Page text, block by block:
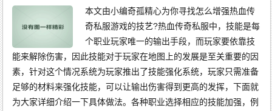
本文由小编奇孤精心为你寻找怎么增强热血传
奇私服游戏的技艺?热血传奇私服中，技能是每
个职业玩家唯一的输出手段，而玩家要依靠技
能来解除伤害，因此技能对于玩家在地图上的发展是至关重要的因
素，针对这个情况系统为玩家推出了技能强化系统，玩家只需准备
足够的材料来强化技能，可以让输出伤害得到更高的发挥，下面就
为大家详细介绍一下具体做法。各种职业选择相应的技能加强，例